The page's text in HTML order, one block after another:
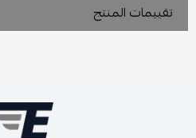
تقييمات المنتج